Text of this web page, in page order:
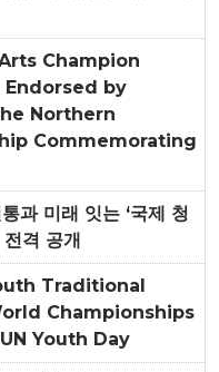
Champion
Endorsed by
Northern
Commemorating
과 미래 잇는 ‘국제 청
격 공개
Traditional
Championships
Youth Day